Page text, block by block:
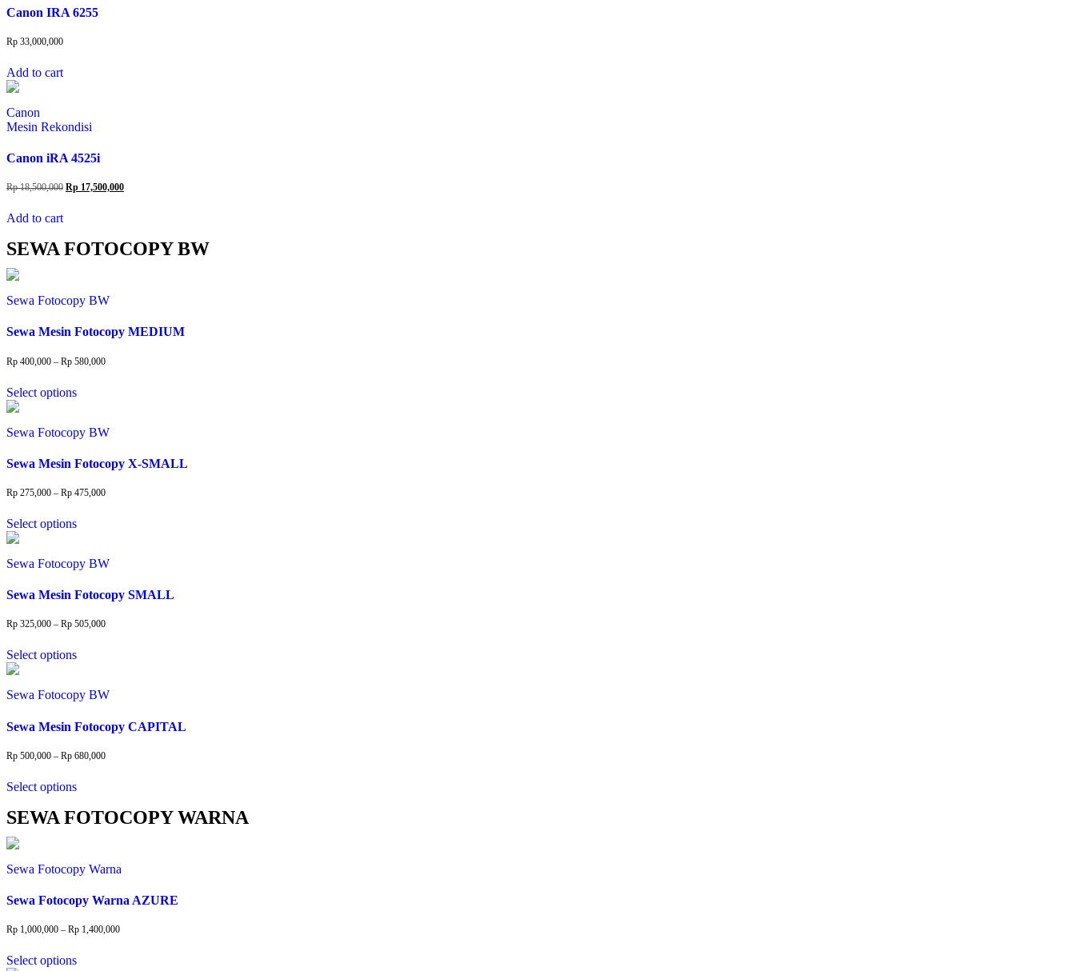
Canon IRA 6255
Rp 33,000,000
Add to cart
Canon
Mesin Rekondisi
Canon iRA 4525i
Rp18,500,000 Original
Rp 17,500,000Current
Add to cart
SEWA FOTOCOPY BW
Sewa Fotocopy BW
Sewa Mesin Fotocopy MEDIUM
Rp 400,000 – Rp 580,000Price
Select optionsproduct
variants.
options
be
on
page
Sewa Fotocopy BW
Sewa Mesin Fotocopy X-SMALL
Rp 275,000 – Rp 475,000Price
Select optionsproduct
variants.
options
be
on
page
Sewa Fotocopy BW
Sewa Mesin Fotocopy SMALL
Rp 325,000 – Rp 505,000Price
Select optionsproduct
variants.
options
be
on
product
page
Sewa Fotocopy BW
Sewa Mesin Fotocopy CAPITAL
Rp 500,000 – Rp 680,000Price
Select optionsproduct
multiple
may
chosen
the
page
SEWA FOTOCOPY WARNA
Sewa Fotocopy Warna
Sewa Fotocopy Warna AZURE
Rp 1,000,000 – Rp 1,400,000Price
Select optionsproduct